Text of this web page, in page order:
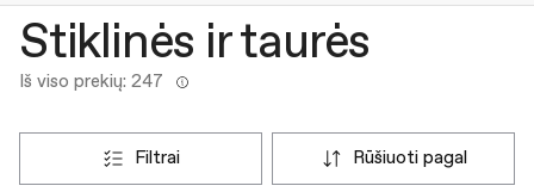
Stiklinės ir taurės
Iš viso prekių: 247
filtrai rūšiuoti pagal